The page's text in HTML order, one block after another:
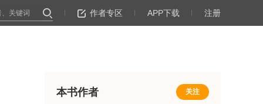
作者专区 APP下载 注册
本书作者 关注